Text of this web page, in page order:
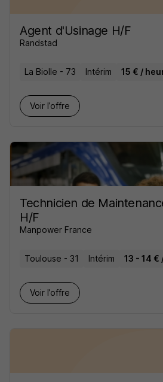
Agent d'Usinage H/F
Randstad
La Biolle - 73 Intérim 15 € /
Voir l’offre
Technicien de
H/F
Manpower France
Toulouse - 31 Intérim 13 - 14 €
Voir l’offre